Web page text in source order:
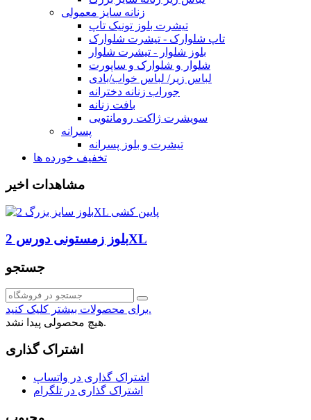
زنانه سایز معمولی
تیشرت بلوز تونیک تاپ
تاپ شلوارک - تیشرت شلوارک
بلوز شلوار - تیشرت شلوار
شلوار و شلوارک و ساپورت
لباس زیر/ لباس خواب/بادی
جوراب زنانه دخترانه
بافت زنانه
سویشرت ژاکت رومانتویی
پسرانه
تیشرت و بلوز پسرانه
تخفیف خورده ها
مشاهدات اخیر
بلوز زمستونی دورس 2XL
جستجو
برای محصولات بیشتر کلیک کنید.
هیچ محصولی پیدا نشد.
اشتراک گذاری
اشتراک گذاری در واتساپ
اشتراک گذاری در تلگرام